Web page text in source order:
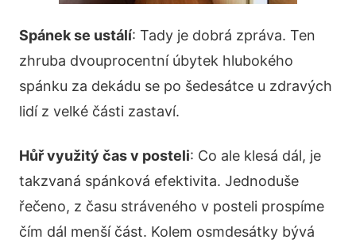
Spánek se ustálí: Tady je dobrá zpráva. Ten
zhruba dvouprocentní úbytek hlubokého
spánku za dekádu se po šedesátce u zdravých
lidí z velké části zastaví.
Hůř využitý čas v posteli: Co ale klesá dál, je
takzvaná spánková efektivita. Jednoduše
řečeno, z času stráveného v posteli prospíme
čím dál menší část. Kolem osmdesátky bývá